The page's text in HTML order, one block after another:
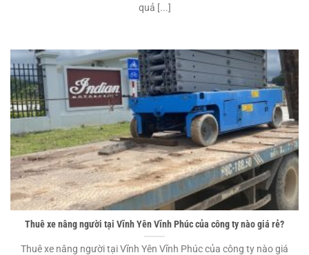
quả [...]
Thuê xe nâng người tại Vĩnh Yên Vĩnh Phúc của công ty nào giá rẻ?
Thuê xe nâng người tại Vĩnh Yên Vĩnh Phúc của công ty nào giá